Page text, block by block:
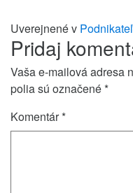
Uverejnené v
Pridaj
Vaša e-mailová adresa
polia sú označené*
Komentár*